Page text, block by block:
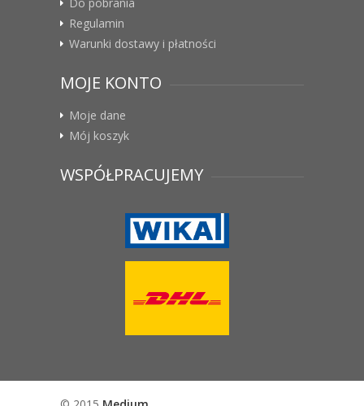
Regulamin
Warunki dostawy i płatności
MOJE KONTO
Moje dane
Mój koszyk
WSPÓŁPRACUJEMY